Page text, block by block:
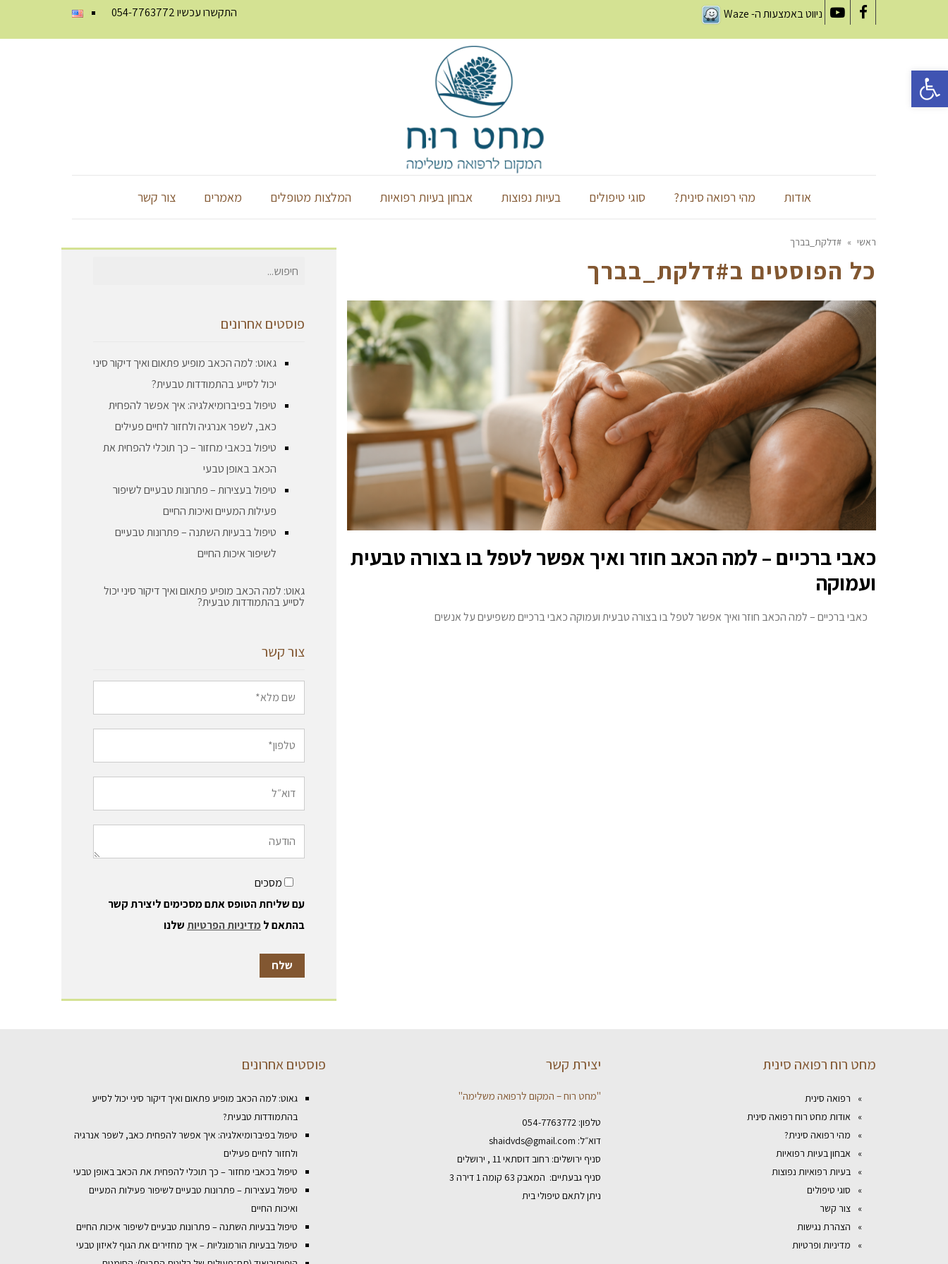
Facebook
YouTube
ניווט באמצעות ה-Waze התקשרו עכשיו054-7763772
אודות מהי רפואה סינית? סוגי טיפולים בעיות נפוצות אבחון בעיות רפואיות המלצות מטופלים מאמרים צור קשר
ראשי » #דלקת_בברך
כל הפוסטים ב#דלקת_בברך
כאבי ברכיים – למה הכאב חוזר ואיך אפשר לטפל בו בצורה טבעית
ועמוקה
כאבי ברכיים – למה הכאב חוזר ואיך אפשר לטפל בו בצורה טבעית ועמוקה כאבי ברכיים משפיעים על אנשים
חיפוש
פוסטים אחרונים
גאוט: למה הכאב מופיע פתאום ואיך דיקור סיני
יכול לסייע בהתמודדות טבעית?
טיפול בפיברומיאלגיה: איך אפשר להפחית
כאב, לשפר אנרגיה ולחזור לחיים פעילים
טיפול בכאבי מחזור – כך תוכלי להפחית את
הכאב באופן טבעי
טיפול בעצירות – פתרונות טבעיים לשיפור
פעילות המעיים ואיכות החיים
טיפול בבעיות השתנה – פתרונות טבעיים
לשיפור איכות החיים
גאוט: למה הכאב מופיע פתאום ואיך דיקור סיני יכול
לסייע בהתמודדות טבעית?
צור קשר
מסכים
עם שליחת הטופס אתם מסכימים ליצירת קשר
בהתאם ל מדיניות הפרטיותשלנו
מחט רוח רפואה סינית
רפואה סינית
אודות מחט רוח רפואה סינית
מהי רפואה סינית?
אבחון בעיות רפואיות
בעיות רפואיות נפוצות
סוגי טיפולים
צור קשר
הצהרת נגישות
מדיניות ופרטיות
יצירת קשר
"מחט רוח – המקום לרפואה משלימה"
טלפון: 054-7763772
דוא״ל: shaidvds@gmail.com
סניף ירושלים: רחוב דוסתאי 11 , ירושלים
סניף גבעתיים: המאבק 63 קומה 1 דירה 3
ניתן לתאם טיפולי בית
פוסטים אחרונים
גאוט: למה הכאב מופיע פתאום ואיך דיקור סיני יכול לסייע
בהתמודדות טבעית?
טיפול בפיברומיאלגיה: איך אפשר להפחית כאב, לשפר אנרגיה
ולחזור לחיים פעילים
טיפול בכאבי מחזור – כך תוכלי להפחית את הכאב באופן טבעי
טיפול בעצירות – פתרונות טבעיים לשיפור פעילות המעיים
ואיכות החיים
טיפול בבעיות השתנה – פתרונות טבעיים לשיפור איכות החיים
טיפול בבעיות הורמונליות – איך מחזירים את הגוף לאיזון טבעי
פתח סרגל נגישות